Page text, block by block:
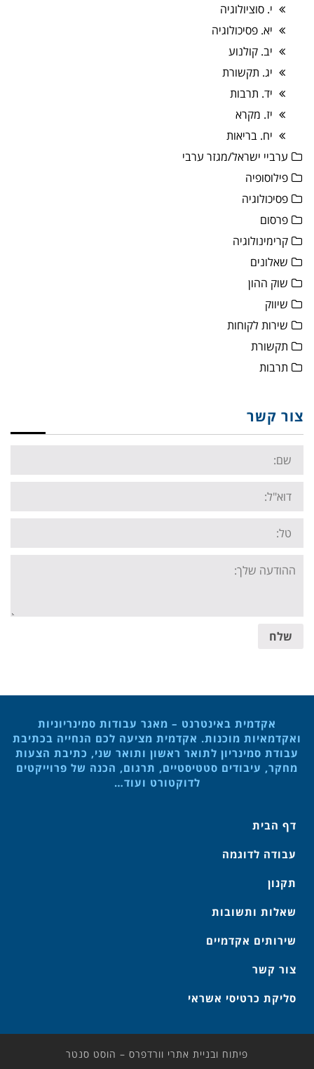
י. סוציולוגיה
יא. פסיכולוגיה
יב. קולנוע
יג. תקשורת
יד. תרבות
יז. מקרא
יח. בריאות
ערביי ישראל/מגזר ערבי
פילוסופיה
פסיכולוגיה
פרסום
קרימינולוגיה
שאלונים
שוק ההון
שיווק
שירות לקוחות
תקשורת
תרבות
צור קשר
Name:
Email:
Tel:
Your
message:
שלח
אקדמית באינטרנט – מאגר עבודות סמינריוניות
ואקדמאיות מוכנות. אקדמית מציעה לכם הנחייה בכתיבת
עבודת סמינריון לתואר ראשון ותואר שני, כתיבת הצעות
מחקר, עיבודים סטטיסטיים, תרגום, הכנה של פרוייקטים
לדוקטורט ועוד…
דף הבית
עבודה לדוגמה
תקנון
שאלות ותשובות
שירותים אקדמיים
צור קשר
סליקת כרטיסי אשראי
פיתוח ובניית אתרי וורדפרס – הוסט סנטר